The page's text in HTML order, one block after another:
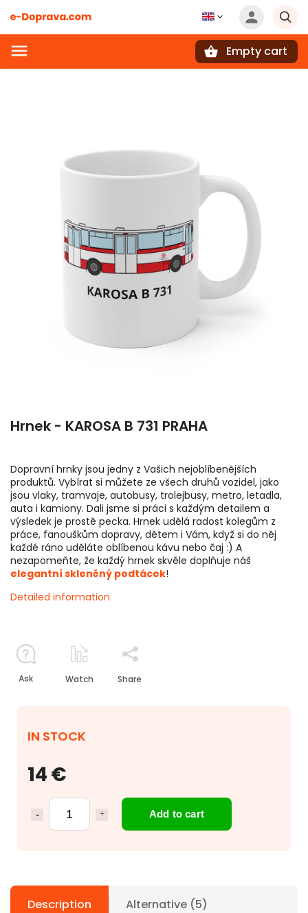
Empty cart
Hrnek - KAROSA B 731 PRAHA
14 €
Add to cart
IN STOCK
Dopravní hrnky jsou jedny z Vašich nejoblíbenějších
produktů. Vybírat si můžete ze všech druhů vozidel, jako
jsou vlaky, tramvaje, autobusy, trolejbusy, metro, letadla,
auta i kamiony. Dali jsme si práci s každým detailem a
výsledek je prostě pecka. Hrnek udělá radost kolegům z
práce, fanouškům dopravy, dětem i Vám, když si do něj
každé ráno uděláte oblíbenou kávu nebo čaj :) A
nezapomeňte, že každý hrnek skvěle doplňuje náš
elegantní skleněný podtácek!
Detailed information
Ask Watch Share
Description Alternative (5)